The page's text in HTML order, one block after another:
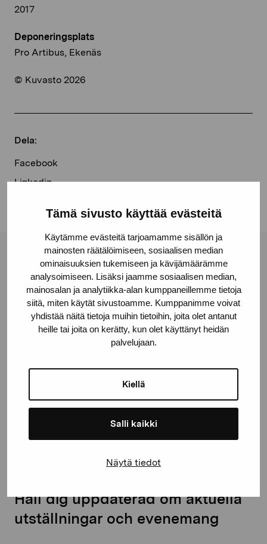
Tämä sivusto käyttää evästeitä
Käytämme evästeitä tarjoamamme sisällön ja
mainosten räätälöimiseen, sosiaalisen median
ominaisuuksien tukemiseen ja kävijämäärämme
analysoimiseen. Lisäksi jaamme sosiaalisen median,
mainosalan ja analytiikka-alan kumppaneillemme tietoja
siitä, miten käytät sivustoamme. Kumppanimme voivat
yhdistää näitä tietoja muihin tietoihin, joita olet antanut
heille tai joita on kerätty, kun olet käyttänyt heidän
palvelujaan.
Kiellä
Salli kaikki
Näytä tiedot
2017
Deponeringsplats
Pro Artibus, Ekenäs
© Kuvasto 2026
Dela:
Facebook
Linkedin
Stiftelsen Pro Artibus
Gustav Wasas gata 11
10600 Ekenäs
proartibus@proartibus.fi
Håll dig uppdaterad om aktuella
utställningar och evenemang